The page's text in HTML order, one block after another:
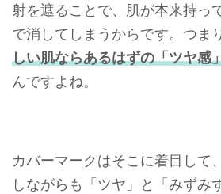
射を遮ることで、肌が本来持っ
で消してしまうからです。つまり
しい肌ならあるはずの「ツヤ感
んですよね。
カバーマークはそこに着目して
しながらも「ツヤ」と「みずみ